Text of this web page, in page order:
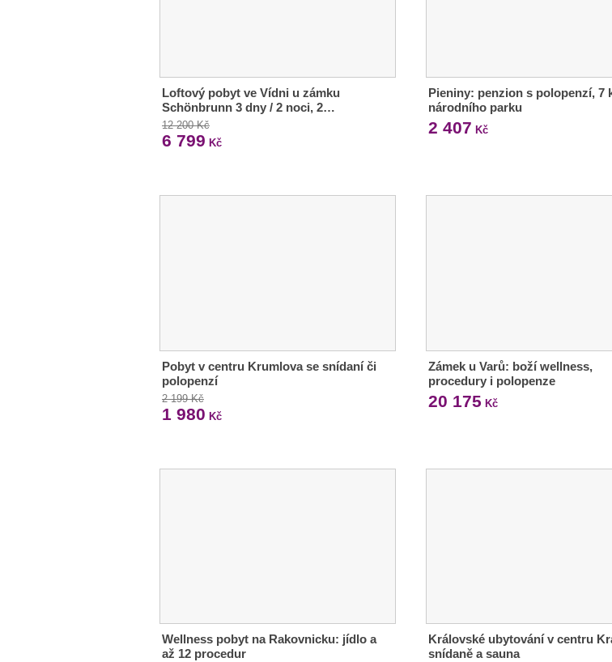
Loftový pobyt ve Vídni u zámku
Schönbrunn 3 dny / 2 noci, 2…
12 200 Kč
6 799 Kč
Pieniny: penzion s polopenzí, 7
národního parku
2 407 Kč
Pobyt v centru Krumlova se snídaní či
polopenzí
2 199 Kč
1 980 Kč
Zámek u Varů: boží wellness,
procedury i polopenze
20 175 Kč
Wellness pobyt na Rakovnicku: jídlo a
až 12 procedur
Královské ubytování v centru
snídaně a sauna